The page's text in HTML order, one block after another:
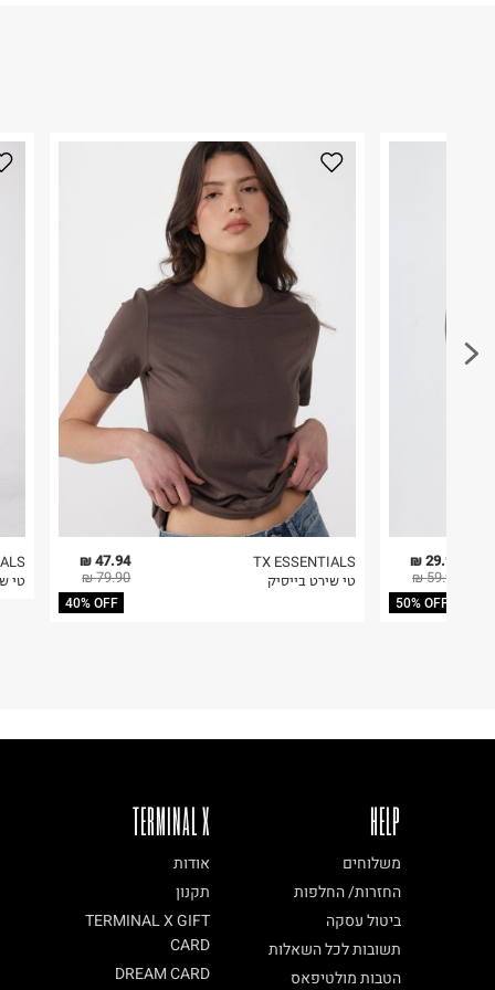
טי
47.94 ₪
79.90 ₪
40% OFF
TX ESSENTIALS
טי שירט בייסיק
29.95 ₪
59.90 ₪
50% OFF
TERMINAL X
אודות
תקנון
TERMINAL X GIFT
CARD
DREAM CARD
HELP
משלוחים
החזרות/ החלפות
ביטול עסקה
תשובות לכל השאלות
הטבות מולטיפאס